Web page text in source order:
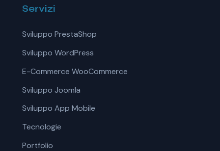
Servizi
Sviluppo PrestaShop
Sviluppo WordPress
E-Commerce WooCommerce
Sviluppo Joomla
Sviluppo App Mobile
Tecnologie
Portfolio